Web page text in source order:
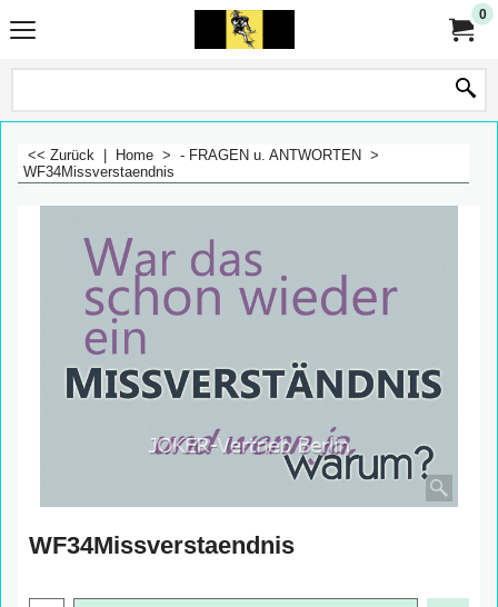
0
<< Zurück Home > - FRAGEN u. ANTWORTEN >
WF34Missverstaendnis
WF34Missverstaendnis